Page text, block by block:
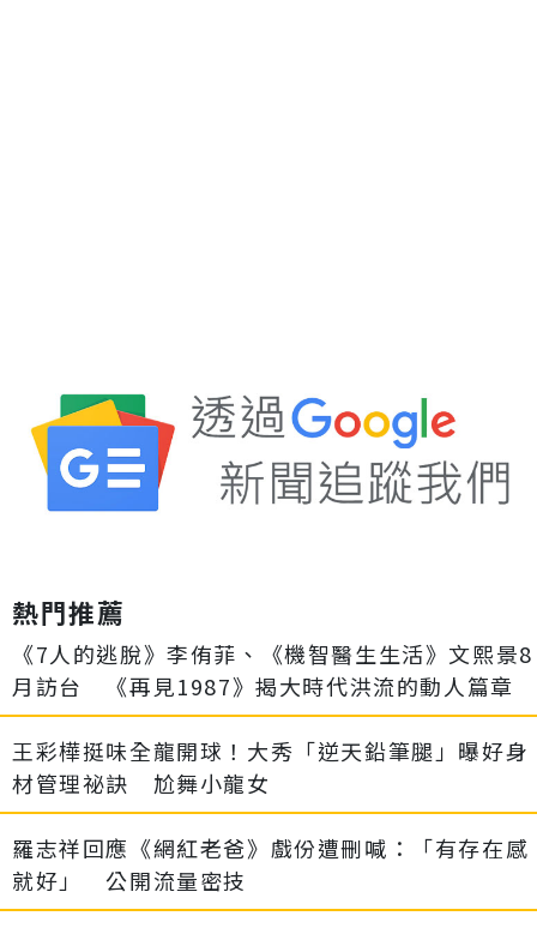
熱門推薦
《7人的逃脫》李侑菲、《機智醫生生活》文熙景8
月訪台 《再見1987》揭大時代洪流的動人篇章
王彩樺挺味全龍開球！大秀「逆天鉛筆腿」曝好身
材管理祕訣 尬舞小龍女
羅志祥回應《網紅老爸》戲份遭刪喊：「有存在感
就好」 公開流量密技